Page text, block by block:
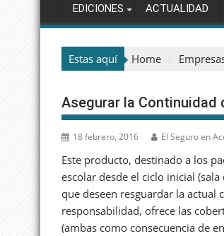
EDICIONES ACTUALIDAD
Estas aquí Home
Asegurar la
18 febrero, 2016 El Seguro en
Este producto, destinado a los
escolar desde el ciclo inicial
que deseen resguardar la actual
responsabilidad, ofrece las
(ambas como consecuencia de